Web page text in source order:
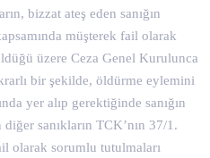
bizzat ateş eden sanığın
müşterek fail olarak
üzere Ceza Genel Kurulunca
bir şekilde, öldürme eylemini
yer alıp gerektiğinde sanığın
sanıkların TCK’nın 37/1.
olarak sorumlu tutulmaları